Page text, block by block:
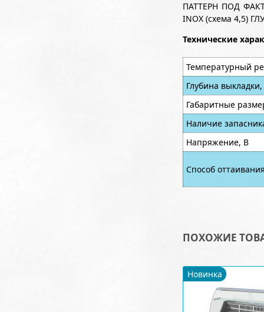
ПАТТЕРН ПОД
INOX (схема 4,5)
Технические
Температурный
Глубина
Габаритные
Наличие
Напряжение, В
Способ
ПОХОЖИЕ
Новинка